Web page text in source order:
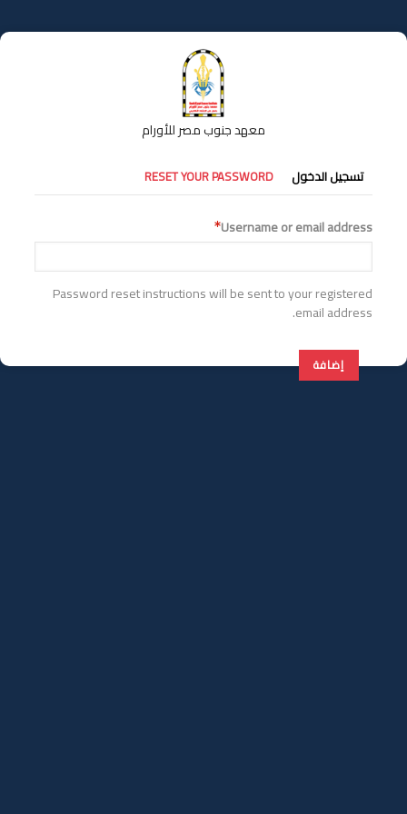
إلى
المحتوى
معهد جنوب مصر للأورام
التبويبات
الأساسية
تسجيل الدخول RESET YOUR PASSWORD
Username or email address
Password reset instructions will be sent to your registered
email address.